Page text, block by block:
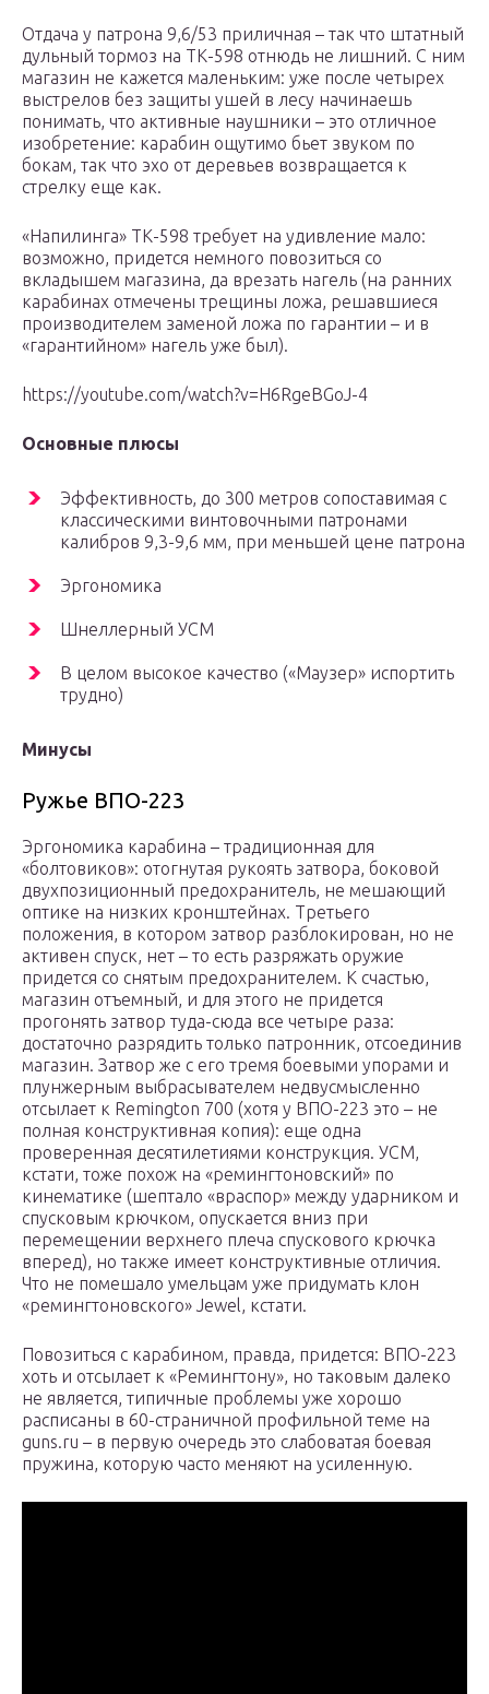
Отдача у патрона 9,6/53 приличная – так что штатный
дульный тормоз на ТК-598 отнюдь не лишний. С ним
магазин не кажется маленьким: уже после четырех
выстрелов без защиты ушей в лесу начинаешь
понимать, что активные наушники – это отличное
изобретение: карабин ощутимо бьет звуком по
бокам, так что эхо от деревьев возвращается к
стрелку еще как.
«Напилинга» ТК-598 требует на удивление мало:
возможно, придется немного повозиться со
вкладышем магазина, да врезать нагель (на ранних
карабинах отмечены трещины ложа, решавшиеся
производителем заменой ложа по гарантии – и в
«гарантийном» нагель уже был).
https://youtube.com/watch?v=H6RgeBGoJ-4
Основные плюсы
Эффективность, до 300 метров сопоставимая с
классическими винтовочными патронами
калибров 9,3-9,6 мм, при меньшей цене патрона
Эргономика
Шнеллерный УСМ
В целом высокое качество («Маузер» испортить
трудно)
Минусы
Ружье ВПО-223
Эргономика карабина – традиционная для
«болтовиков»: отогнутая рукоять затвора, боковой
двухпозиционный предохранитель, не мешающий
оптике на низких кронштейнах. Третьего
положения, в котором затвор разблокирован, но не
активен спуск, нет – то есть разряжать оружие
придется со снятым предохранителем. К счастью,
магазин отъемный, и для этого не придется
прогонять затвор туда-сюда все четыре раза:
достаточно разрядить только патронник, отсоединив
магазин. Затвор же с его тремя боевыми упорами и
плунжерным выбрасывателем недвусмысленно
отсылает к Remington 700 (хотя у ВПО-223 это – не
полная конструктивная копия): еще одна
проверенная десятилетиями конструкция. УСМ,
кстати, тоже похож на «ремингтоновский» по
кинематике (шептало «враспор» между ударником и
спусковым крючком, опускается вниз при
перемещении верхнего плеча спускового крючка
вперед), но также имеет конструктивные отличия.
Что не помешало умельцам уже придумать клон
«ремингтоновского» Jewel, кстати.
Повозиться с карабином, правда, придется: ВПО-223
хоть и отсылает к «Ремингтону», но таковым далеко
не является, типичные проблемы уже хорошо
расписаны в 60-страничной профильной теме на
guns.ru – в первую очередь это слабоватая боевая
пружина, которую часто меняют на усиленную.